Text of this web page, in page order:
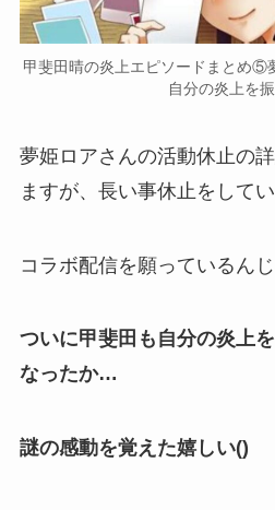
甲斐田晴の炎上エピソードまとめ⑤
自分の炎上を
夢姫ロアさんの活動休止の
ますが、長い事休止をして
コラボ配信を願っている ん
ついに甲斐田も自分の炎上
なったか…
謎の感動を覚えた嬉しい()